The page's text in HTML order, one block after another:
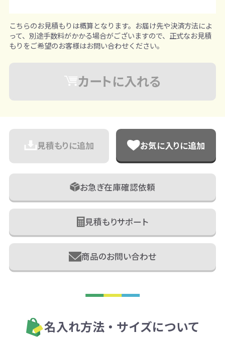
こちらのお見積もりは概算となります。お届け先や決済方法によ
って、別途手数料がかかる場合がございますので、正式なお見積
もりをご希望のお客様はお問い合わせください。
カートに入れる
見積もりに追加 お気に入りに追加
お急ぎ在庫確認依頼
見積もりサポート
商品のお問い合わせ
名入れ方法・サイズについて